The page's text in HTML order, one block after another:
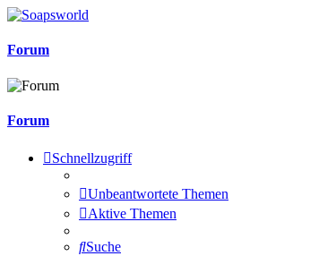
Forum
Forum
Schnellzugriff
Unbeantwortete Themen
Aktive Themen
Suche